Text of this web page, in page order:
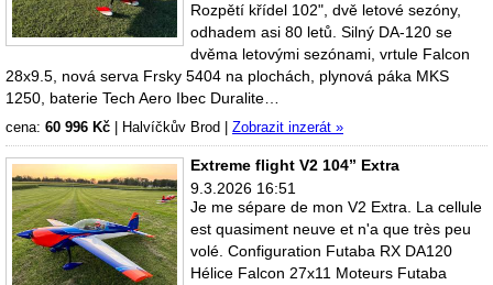
Rozpětí křídel 102", dvě letové sezóny,
odhadem asi 80 letů. Silný DA-120 se
dvěma letovými sezónami, vrtule Falcon
28x9.5, nová serva Frsky 5404 na plochách, plynová páka MKS
1250, baterie Tech Aero Ibec Duralite…
cena: 60 996 Kč Halvíčkův Brod Zobrazit inzerát »
Extreme flight V2 104” Extra
9.3.2026 16:51
Je me sépare de mon V2 Extra. La cellule
est quasiment neuve et n'a que très peu
volé. Configuration Futaba RX DA120
Hélice Falcon 27x11 Moteurs Futaba